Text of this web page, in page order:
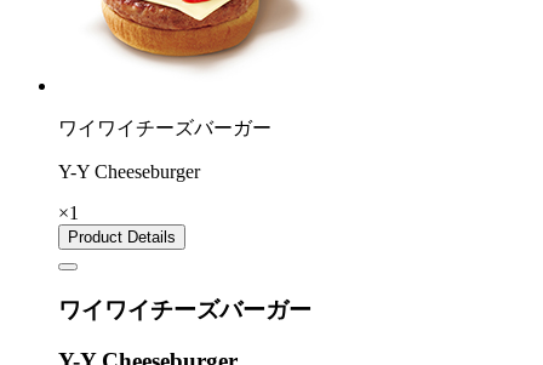
ワイワイチーズバーガー
Y-Y Cheeseburger
×1
Product Details
ワイワイチーズバーガー